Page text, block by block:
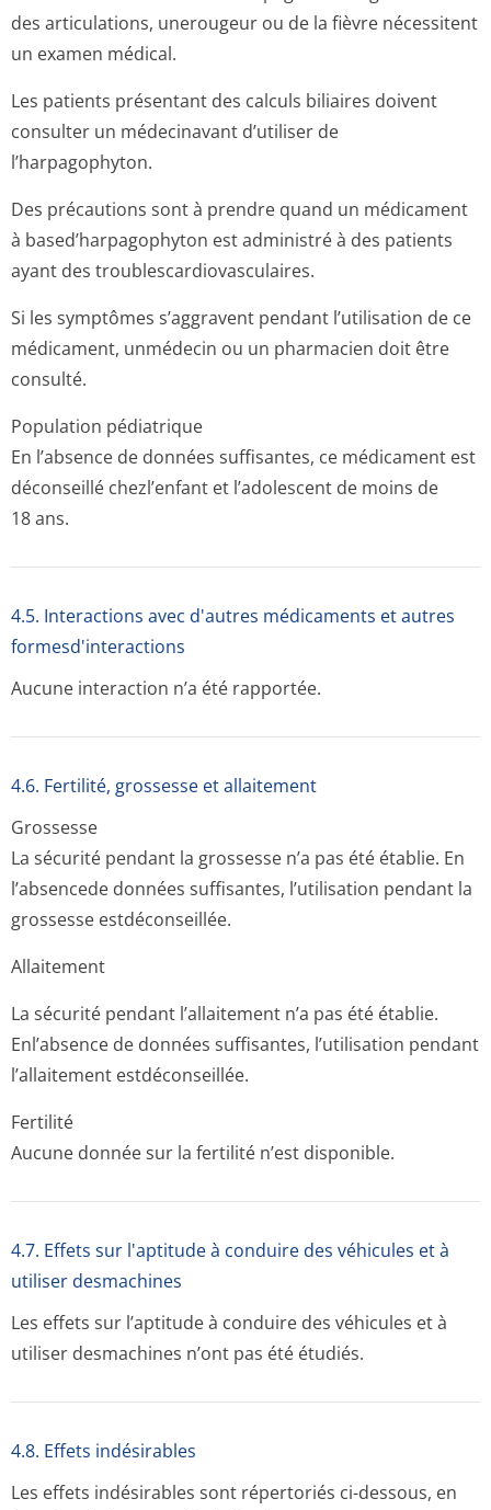
des articulations, unerougeur ou de la fièvre nécessitent
un examen médical.
Les patients présentant des calculs biliaires doivent
consulter un médecinavant d’utiliser de
l’harpagophyton.
Des précautions sont à prendre quand un médicament
à based’harpagophyton est administré à des patients
ayant des troublescardi­ovasculaires.
Si les symptômes s’aggravent pendant l’utilisation de ce
médicament, unmédecin ou un pharmacien doit être
consulté.
Population pédiatrique
En l’absence de données suffisantes, ce médicament est
déconseillé chezl’enfant et l’adolescent de moins de
18 ans.
4.5. Interactions avec d'autres médicaments et autres
formesd'interactions
Aucune interaction n’a été rapportée.
4.6. Fertilité, grossesse et allaitement
Grossesse
La sécurité pendant la grossesse n’a pas été établie. En
l’absencede données suffisantes, l’utilisation pendant la
grossesse estdéconseillée.
Allaitement
La sécurité pendant l’allaitement n’a pas été établie.
Enl’absence de données suffisantes, l’utilisation pendant
l’allaitement estdéconseillée.
Fertilité
Aucune donnée sur la fertilité n’est disponible.
4.7. Effets sur l'aptitude à conduire des véhicules et à
utiliser desmachines
Les effets sur l’aptitude à conduire des véhicules et à
utiliser desmachines n’ont pas été étudiés.
4.8. Effets indésirables
Les effets indésirables sont répertoriés ci-dessous, en